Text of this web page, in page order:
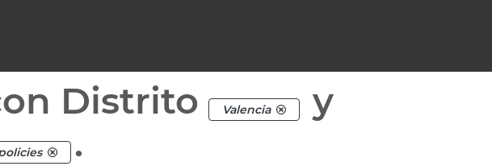
Distrito Valencia
y
.